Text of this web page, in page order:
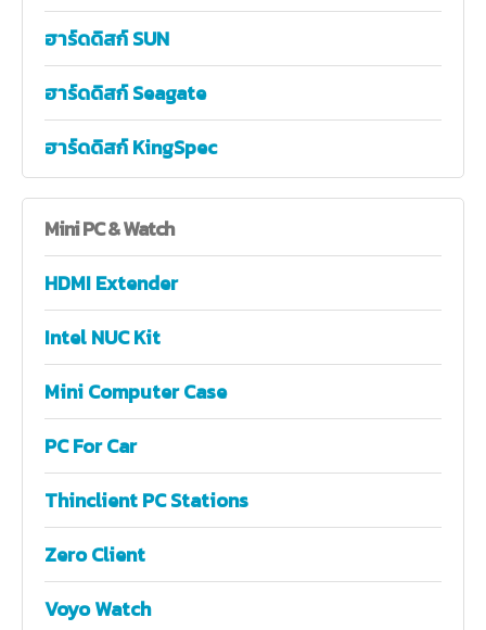
ฮาร์ดดิสก์ SUN
ฮาร์ดดิสก์ Seagate
ฮาร์ดดิสก์ KingSpec
MiniPC & Watch
HDMI Extender
Intel NUC Kit
Mini Computer Case
PC For Car
Thinclient PC Stations
Zero Client
Voyo Watch